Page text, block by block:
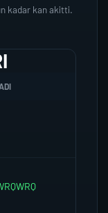
kadar kan akitti.